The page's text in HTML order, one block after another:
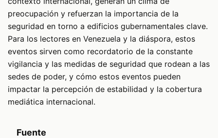
preocupación y refuerzan la importancia de la
seguridad en torno a edificios gubernamentales clave.
Para los lectores en Venezuela y la diáspora, estos
eventos sirven como recordatorio de la constante
vigilancia y las medidas de seguridad que rodean a las
sedes de poder, y cómo estos eventos pueden
impactar la percepción de estabilidad y la cobertura
mediática internacional.
Fuente